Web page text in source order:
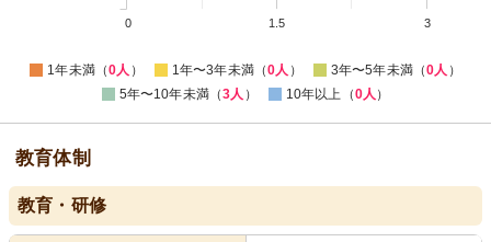
0 1.5 3
1年未満（0人 ） 1年〜3年未満（0人 ） 3年〜5年未満（0人 ）
5年〜10年未満（3人 ） 10年以上（0人 ）
教育体制
教育・研修